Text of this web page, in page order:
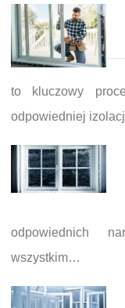
to kluczowy
odpowiedniej
odpowiednich
wszystkim…